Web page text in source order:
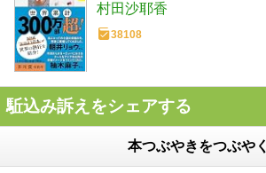
村田沙耶香
38108
駈込み訴えをシェアする
本つぶやきをつぶやく